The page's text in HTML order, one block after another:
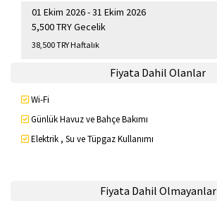
01 Ekim 2026 - 31 Ekim 2026
5,500 TRY Gecelik
38,500 TRY Haftalık
Fiyata Dahil Olanlar
Wi-Fi
Günlük Havuz ve Bahçe Bakımı
Elektrik , Su ve Tüpgaz Kullanımı
Fiyata Dahil Olmayanlar